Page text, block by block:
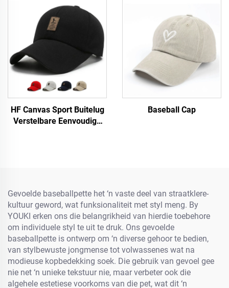
HF Canvas Sport Buitelug
Verstelbare Eenvoudige
Baseball Cap
Gevoelde baseballpette het ‘n vaste deel van straatklere-
kultuur geword, wat funksionaliteit met styl meng. By
YOUKI erken ons die belangrikheid van hierdie toebehore
om individuele styl te uit te druk. Ons gevoelde
baseballpette is ontwerp om ‘n diverse gehoor te bedien,
van stylbewuste jongmense tot volwassenes wat na
modieuse kopbedekking soek. Die gebruik van gevoel gee
nie net ‘n unieke tekstuur nie, maar verbeter ook die
algehele estetiese voorkoms van die pet, wat dit ‘n